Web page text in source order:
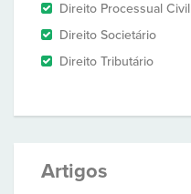
Direito Processual Civil
Direito Societário
Direito Tributário
Artigos